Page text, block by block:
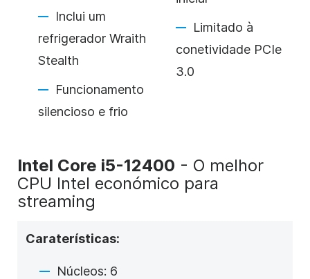
Inclui um
refrigerador Wraith
Stealth
Funcionamento
silencioso e frio
Limitado à
conetividade PCIe
3.0
Intel Core i5-12400 - O melhor
CPU Intel económico para
streaming
Caraterísticas:
Núcleos: 6